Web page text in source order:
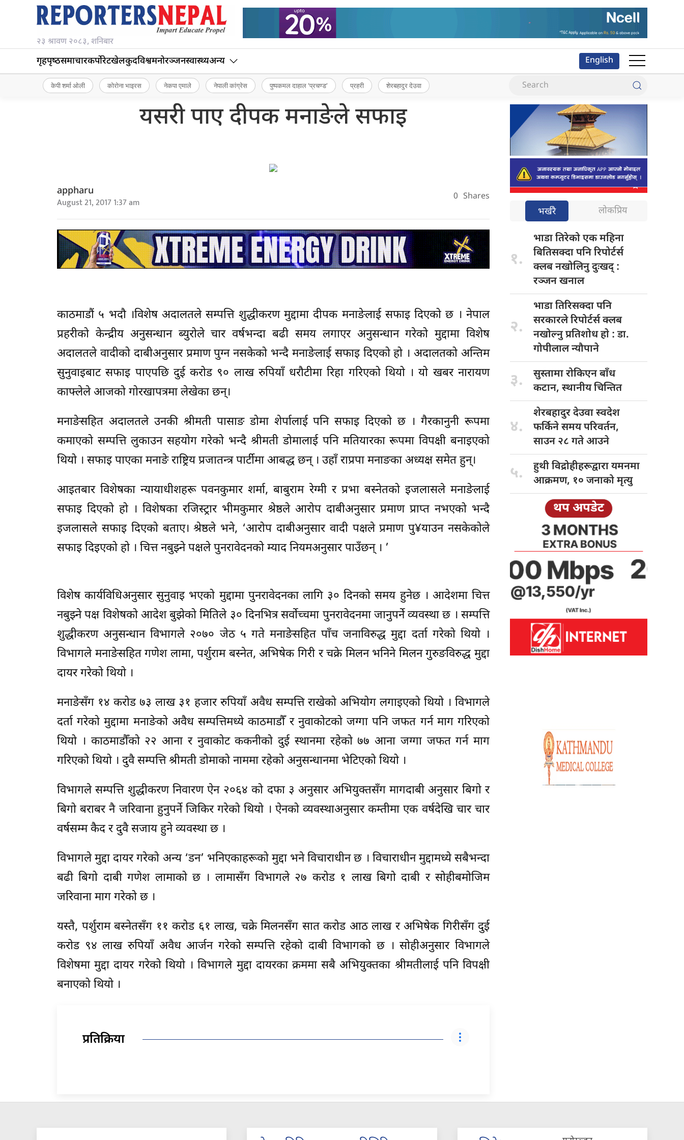
२३ श्रावण २०८३, शनिबार
गृहपृष्‍ठसमाचारकर्पोरेटखेलकुदविश्वमनोरञ्जनस्वास्थ्यअन्य English
केपी शर्मा ओली कोरोना भाइरस नेकपा एमाले नेपाली कांग्रेस पुष्पकमल दाहाल ‘प्रचण्ड’ प्रहरी शेरबहादुर देउवा
यसरी पाए दीपक मनाङेले सफाइ
appharu
August 21, 2017 1:37 am 0 Shares
काठमाडौं ५ भदौ ।विशेष अदालतले सम्पत्ति शुद्धीकरण मुद्दामा दीपक मनाङेलाई सफाइ दिएको छ । नेपाल
प्रहरीको केन्द्रीय अनुसन्धान ब्युरोले चार वर्षभन्दा बढी समय लगाएर अनुसन्धान गरेको मुद्दामा विशेष
अदालतले वादीको दाबीअनुसार प्रमाण पुग्न नसकेको भन्दै मनाङेलाई सफाइ दिएको हो । अदालतको अन्तिम
सुनुवाइबाट सफाइ पाएपछि दुई करोड ९० लाख रुपियाँ धरौटीमा रिहा गरिएको थियो । यो खबर नारायण
काफ्लेले आजको गोरखापत्रमा लेखेका छन्।
मनाङेसहित अदालतले उनकी श्रीमती पासाङ डोमा शेर्पालाई पनि सफाइ दिएको छ । गैरकानुनी रूपमा
कमाएको सम्पत्ति लुकाउन सहयोग गरेको भन्दै श्रीमती डोमालाई पनि मतियारका रूपमा विपक्षी बनाइएको
थियो । सफाइ पाएका मनाङे राष्ट्रिय प्रजातन्त्र पार्टीमा आबद्ध छन् । उहाँ राप्रपा मनाङका अध्यक्ष समेत हुन्।
आइतबार विशेषका न्यायाधीशहरू पवनकुमार शर्मा, बाबुराम रेग्मी र प्रभा बस्नेतको इजलासले मनाङेलाई
सफाइ दिएको हो । विशेषका रजिस्ट्रार भीमकुमार श्रेष्ठले आरोप दाबीअनुसार प्रमाण प्राप्त नभएको भन्दै
इजलासले सफाइ दिएको बताए। श्रेष्ठले भने, ‘आरोप दाबीअनुसार वादी पक्षले प्रमाण पु¥याउन नसकेकोले
सफाइ दिइएको हो । चित्त नबुझ्ने पक्षले पुनरावेदनको म्याद नियमअनुसार पाउँछन् । ’
विशेष कार्यविधिअनुसार सुनुवाइ भएको मुद्दामा पुनरावेदनका लागि ३० दिनको समय हुनेछ । आदेशमा चित्त
नबुझ्ने पक्ष विशेषको आदेश बुझेको मितिले ३० दिनभित्र सर्वोच्चमा पुनरावेदनमा जानुपर्ने व्यवस्था छ । सम्पत्ति
शुद्धीकरण अनुसन्धान विभागले २०७० जेठ ५ गते मनाङेसहित पाँच जनाविरुद्ध मुद्दा दर्ता गरेको थियो ।
विभागले मनाङेसहित गणेश लामा, पर्शुराम बस्नेत, अभिषेक गिरी र चक्रे मिलन भनिने मिलन गुरुङविरुद्ध मुद्दा
दायर गरेको थियो ।
मनाङेसँग १४ करोड ७३ लाख ३१ हजार रुपियाँ अवैध सम्पत्ति राखेको अभियोग लगाइएको थियो । विभागले
दर्ता गरेको मुद्दामा मनाङेको अवैध सम्पत्तिमध्ये काठमाडौँ र नुवाकोटको जग्गा पनि जफत गर्न माग गरिएको
थियो । काठमाडौँको २२ आना र नुवाकोट ककनीको दुई स्थानमा रहेको ७७ आना जग्गा जफत गर्न माग
गरिएको थियो । दुवै सम्पत्ति श्रीमती डोमाको नाममा रहेको अनुसन्धानमा भेटिएको थियो ।
विभागले सम्पत्ति शुद्धीकरण निवारण ऐन २०६४ को दफा ३ अनुसार अभियुक्तसँग मागदाबी अनुसार बिगो र
बिगो बराबर नै जरिवाना हुनुपर्ने जिकिर गरेको थियो । ऐनको व्यवस्थाअनुसार कम्तीमा एक वर्षदेखि चार चार
वर्षसम्म कैद र दुवै सजाय हुने व्यवस्था छ ।
विभागले मुद्दा दायर गरेको अन्य ‘डन’ भनिएकाहरूको मुद्दा भने विचाराधीन छ । विचाराधीन मुद्दामध्ये सबैभन्दा
बढी बिगो दाबी गणेश लामाको छ । लामासँग विभागले २७ करोड १ लाख बिगो दाबी र सोहीबमोजिम
जरिवाना माग गरेको छ ।
यस्तै, पर्शुराम बस्नेतसँग ११ करोड ६१ लाख, चक्रे मिलनसँग सात करोड आठ लाख र अभिषेक गिरीसँग दुई
करोड ९४ लाख रुपियाँ अवैध आर्जन गरेको सम्पत्ति रहेको दाबी विभागको छ । सोहीअनुसार विभागले
विशेषमा मुद्दा दायर गरेको थियो । विभागले मुद्दा दायरका क्रममा सबै अभियुक्तका श्रीमतीलाई पनि विपक्षी
बनाएको थियो ।
प्रतिक्रिया
भर्खरै लोकप्रिय
१.
भाडा तिरेकोएक महिना
बितिसक्दा पनि रिपोर्टर्स
क्लब नखोलिनु दुःखद् :
रञ्जन खनाल
२.
भाडा तिरिसक्दापनि
सरकारले रिपोर्टर्स क्लब
नखोल्नु प्रतिशोध हाे : डा‍‍‍.
गोपीलाल न्यौपाने
३. सुस्तामा रोकिएनबाँध
कटान, स्थानीय चिन्तित
४.
शेरबहादुर देउवास्वदेश
फर्किने समय परिवर्तन,
साउन २८ गते आउने
५. हुथी विद्रोहीहरूद्वारायमनमा
आक्रमण, १० जनाको मृत्यु
थप अपडेट